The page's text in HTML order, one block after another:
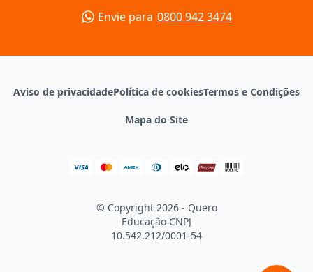
Envie para 0800 942 3474
Aviso de privacidadePolítica de cookiesTermos e Condições
Mapa do Site
© Copyright 2026 - Quero
Educação CNPJ
10.542.212/0001-54